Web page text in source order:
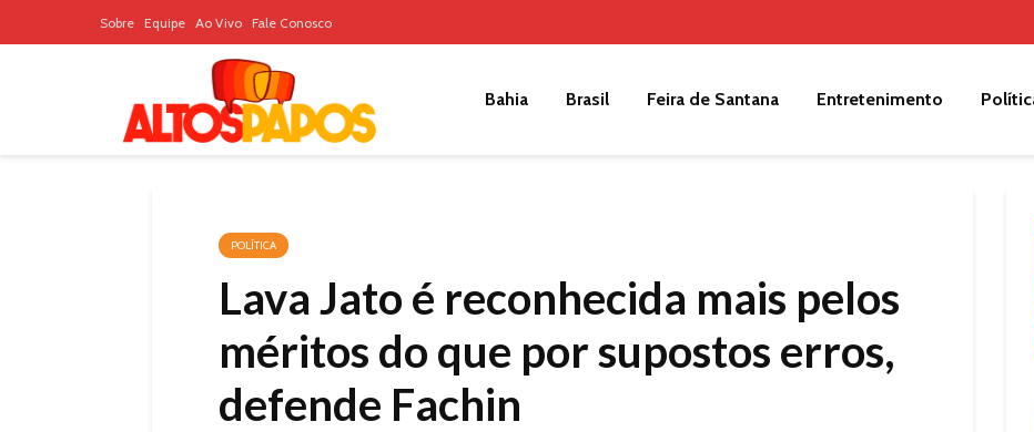
Sobre Equipe Ao Vivo Fale Conosco
Bahia Brasil Feira de Santana Entretenimento
POLÍTICA
Lava Jato é reconhecida mais pelos
méritos do que por supostos erros,
defende Fachin